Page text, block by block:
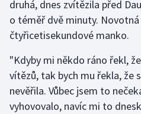
Lyže a snowboard
Motorsport
Olympijské hry
druhá, dnes zvítězila před
o téměř dvě minuty.
čtyřicetisekundové manko.
"Kdyby mi někdo ráno řekl,
vítězů, tak bych mu řekla, že
nevěřila. Vůbec jsem to
vyhovovalo, navíc mi to